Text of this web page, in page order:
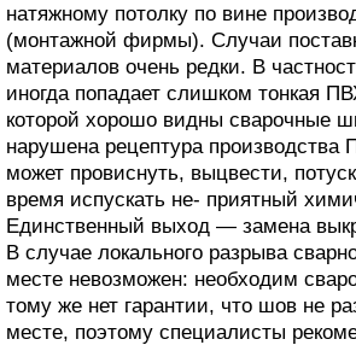
натяжному потолку по вине
(монтажной фирмы). Случаи
материалов очень редки. В
иногда попадает слишком тонкая
которой хорошо видны сварочные
нарушена рецептура производства
может провиснуть, выцвести,
время испускать не- приятный
Единственный выход — замена
В случае локального разрыва
месте невозможен: необходим
тому же нет гарантии, что шов не
месте, поэтому специалисты